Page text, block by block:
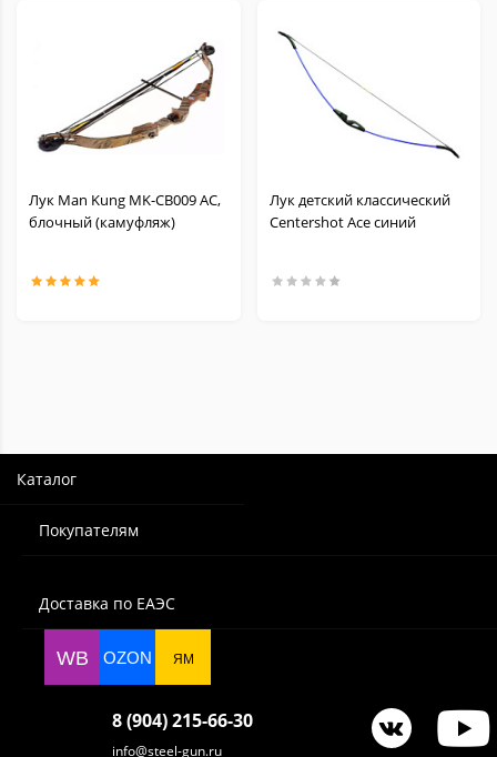
Лук Man Kung MK-CB009 AC,
блочный (камуфляж)
Лук детский классический
Centershot Ace синий
Каталог
Покупателям
Доставка по ЕАЭС
WB OZON ЯМ
8 (904) 215-66-30
info@steel-gun.ru